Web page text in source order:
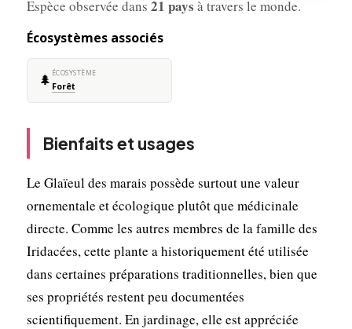
Espèce observée dans 21 pays à travers le monde.
Écosystèmes associés
🌲 ÉCOSYSTÈME
Forêt
Bienfaits et usages
Le Glaïeul des marais possède surtout une valeur
ornementale et écologique plutôt que médicinale
directe. Comme les autres membres de la famille des
Iridacées, cette plante a historiquement été utilisée
dans certaines préparations traditionnelles, bien que
ses propriétés restent peu documentées
scientifiquement. En jardinage, elle est appréciée